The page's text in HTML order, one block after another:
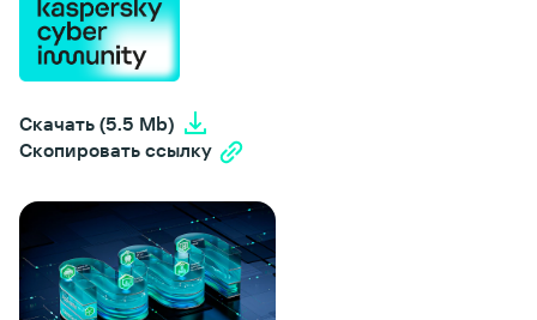
Скачать (5.5 Mb)
Скопировать ссылку